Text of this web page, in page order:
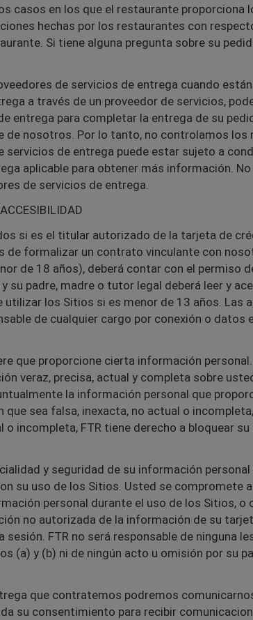
casos en los que el restaurante
hechas por los restaurantes con
Si tiene alguna pregunta sobre su
de servicios de entrega cuando
a través de un proveedor de servicios,
entrega para completar la entrega de su
de nosotros. Por lo tanto, no controlamos
de entrega puede estar sujeto a
aplicable para obtener más información.
de servicios de entrega.
si es el titular autorizado de la tarjeta de
de formalizar un contrato vinculante con
de 18 años), deberá contar con el permiso
padre, madre o tutor legal deberá leer y
los Sitios si es menor de 13 años. Las
de cualquier cargo por conexión o datos
que proporcione cierta información
veraz, precisa, actual y completa sobre
la información personal que
sea falsa, inexacta, no actual o
incompleta, FTR tiene derecho a bloquear
y seguridad de su información
su uso de los Sitios. Usted se compromete
personal durante el uso de los Sitios, o
no autorizada de la información de su
FTR no será responsable de ninguna
(a) y (b) ni de ningún acto u omisión por su
que contratemos podremos
su consentimiento para recibir